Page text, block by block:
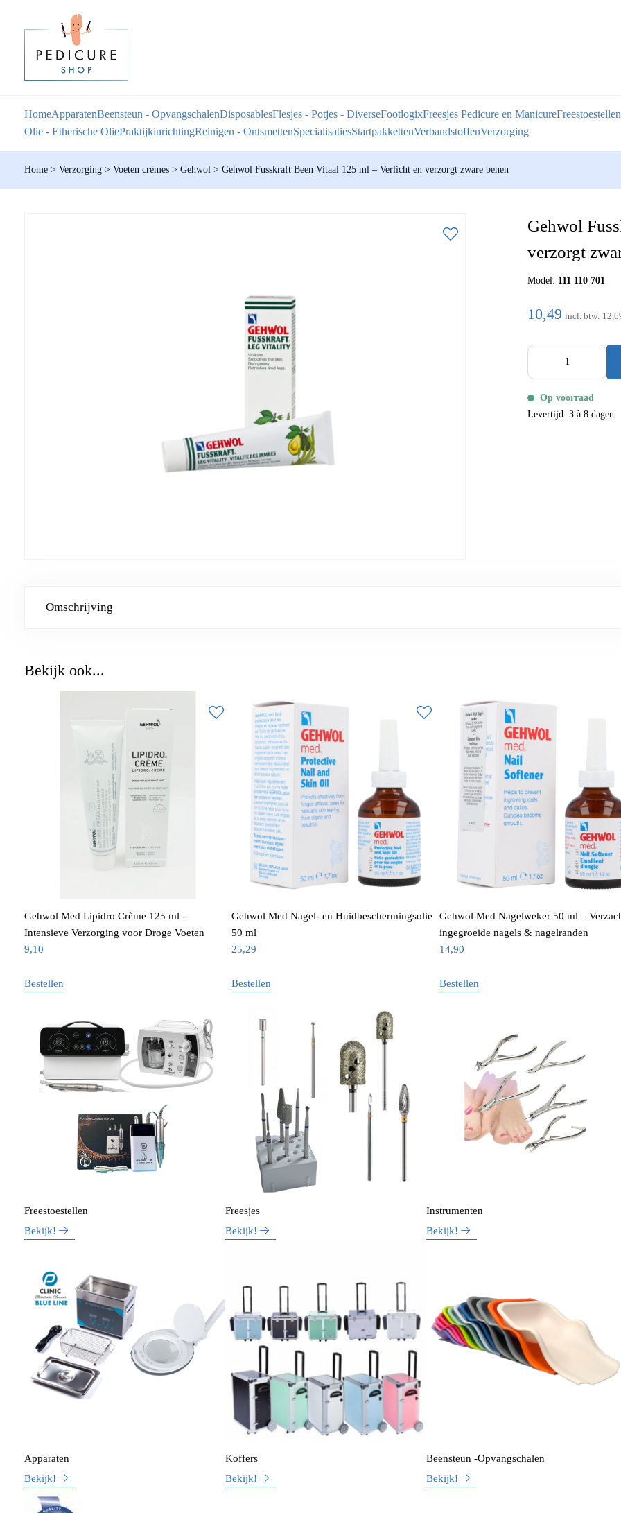
HomeApparatenBeensteun - OpvangschalenDisposablesFlesjes - Potjes - DiverseFootlogixFreesjes Pedicure en ManicureFreestoestellen
Olie - Etherische OliePraktijkinrichtingReinigen - OntsmettenSpecialisatiesStartpakkettenVerbandstoffenVerzorging
Home > Verzorging > Voeten crèmes > Gehwol > Gehwol Fusskraft Been Vitaal 125 ml – Verlicht en verzorgt zware benen
Gehwol
verzorgt
Model: 111 110 701
10,49 incl. btw:
Op voorraad
Levertijd: 3 à 8 dagen
Omschrijving
Bekijk ook...
Gehwol Med Lipidro Crème 125 ml -
Intensieve Verzorging voor Droge Voeten
9,10
Bestellen
Gehwol Med Nagel- en Huidbeschermingsolie
50 ml
25,29
Bestellen
Gehwol Med Nagelweker 50 ml –
ingegroeide nagels & nagelranden
14,90
Bestellen
Freestoestellen
Bekijk!
Freesjes
Bekijk!
Instrumenten
Bekijk!
Apparaten
Bekijk!
Koffers
Bekijk!
Beensteun -Opvangschalen
Bekijk!